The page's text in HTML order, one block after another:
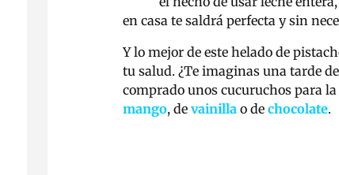
en casa te saldrá perfecta y sin
Y lo mejor de este helado de
tu salud. ¿Te imaginas una tarde
comprado unos cucuruchos para
mango, devainilla o dechocolate.